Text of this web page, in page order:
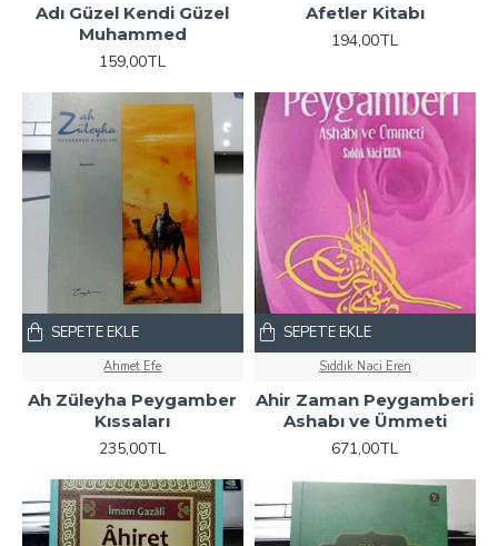
Adı Güzel Kendi Güzel
Muhammed
159,00TL
Afetler Kitabı
194,00TL
Ahmet Efe
Ah Züleyha Peygamber
Kıssaları
235,00TL
SEPETE EKLE
Sıddık Naci Eren
Ahir Zaman Peygamberi
Ashabı ve Ümmeti
671,00TL
SEPETE EKLE